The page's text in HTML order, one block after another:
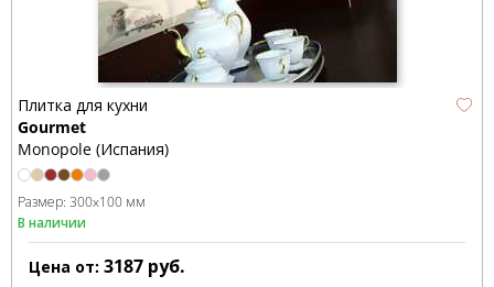
Плитка для кухни
Gourmet
Monopole (Испания)
Размер: 300x100 мм
В наличии
Цена от: 3187 руб.